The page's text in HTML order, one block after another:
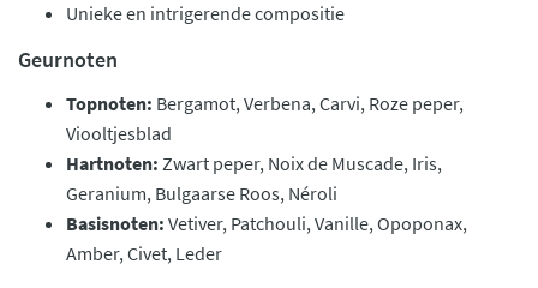
Unieke en intrigerende compositie
Geurnoten
Topnoten: Bergamot, Verbena, Carvi, Roze peper,
Viooltjesblad
Hartnoten: Zwart peper, Noix de Muscade, Iris,
Geranium, Bulgaarse Roos, Néroli
Basisnoten: Vetiver, Patchouli, Vanille, Opoponax,
Amber, Civet, Leder